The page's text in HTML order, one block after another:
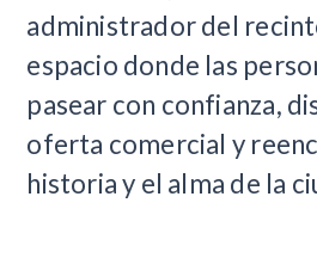
administrador del
espacio donde las
pasear con confianza,
oferta comercial y
historia y el alma de la